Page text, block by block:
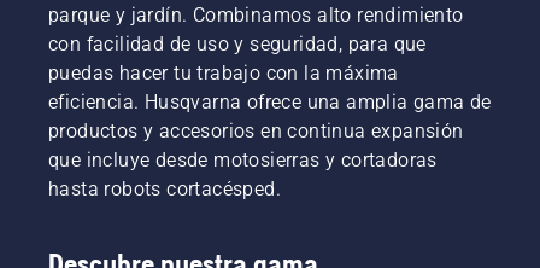
parque y jardín. Combinamos alto rendimiento
con facilidad de uso y seguridad, para que
puedas hacer tu trabajo con la máxima
eficiencia. Husqvarna ofrece una amplia gama de
productos y accesorios en continua expansión
que incluye desde motosierras y cortadoras
hasta robots cortacésped.